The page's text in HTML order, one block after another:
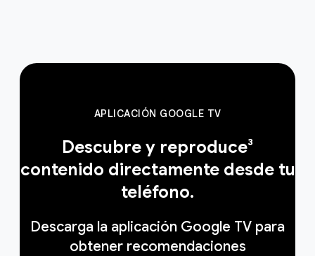
APLICACIÓN GOOGLE TV
Descubre y reproduce³
contenido directamente desde tu
teléfono.
Descarga la aplicación Google TV para
obtener recomendaciones